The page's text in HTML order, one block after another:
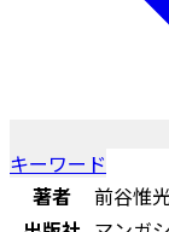
キーワード
著者
前谷惟